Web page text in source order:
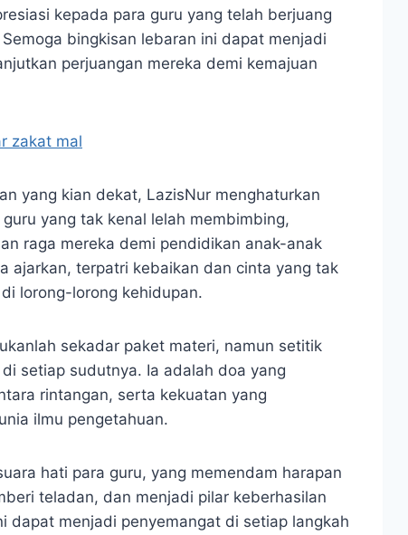
kepada para guru yang telah berjuang
bingkisan lebaran ini dapat menjadi
perjuangan mereka demi kemajuan
zakat mal
yang kian dekat, LazisNur menghaturkan
yang tak kenal lelah membimbing,
raga mereka demi pendidikan anak-anak
ajarkan, terpatri kebaikan dan cinta yang tak
lorong-lorong kehidupan.
sekadar paket materi, namun setitik
setiap sudutnya. Ia adalah doa yang
rintangan, serta kekuatan yang
ilmu pengetahuan.
hati para guru, yang memendam harapan
teladan, dan menjadi pilar keberhasilan
dapat menjadi penyemangat di setiap langkah